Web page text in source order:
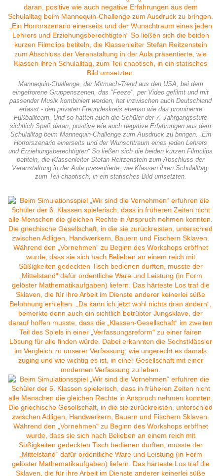
Mannequin-Challenge, der Mitmach-Trend aus den USA, bei dem
eingefrorene Gruppenszenen, das "Feeze", per Video gefilmt und mit
passender Musik kombiniert werden, hat inzwischen auch Deutschland
erfasst - den privaten Freundeskreis ebenso wie das prominente
Fußballteam. Und so hatten auch die Schüler der 7. Jahrgangsstufe
sichtlich Spaß daran, positive wie auch negative Erfahrungen aus dem
Schulalltag beim Mannequin-Challenge zum Ausdruck zu bringen. „Ein
Horrorszenario einerseits und der Wunschtraum eines jeden Lehrers
und Erziehungsberechtigten“ So ließen sich die beiden kurzen Filmclips
betiteln, die Klassenleiter Stefan Reitzenstein zum Abschluss der
Veranstaltung in der Aula präsentierte, wie Klassen ihren Schulalltag,
zum Teil chaotisch, in ein statisches Bild umsetzten.